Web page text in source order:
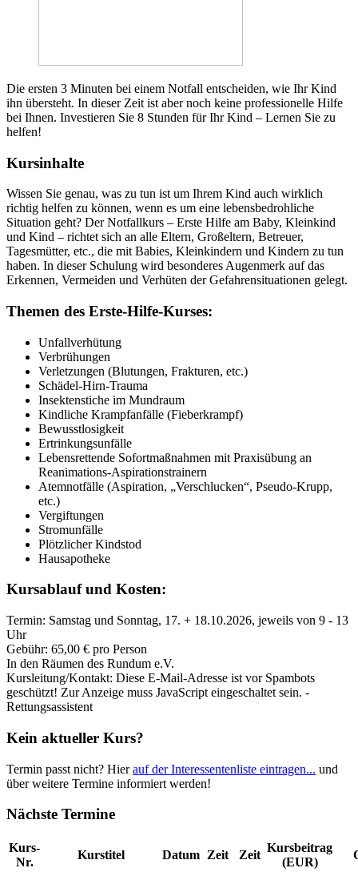
Die ersten 3 Minuten bei einem Notfall entscheiden, wie Ihr Kind
ihn übersteht. In dieser Zeit ist aber noch keine professionelle Hilfe
bei Ihnen. Investieren Sie 8 Stunden für Ihr Kind – Lernen Sie zu
helfen!
Kursinhalte
Wissen Sie genau, was zu tun ist um Ihrem Kind auch wirklich
richtig helfen zu können, wenn es um eine lebensbedrohliche
Situation geht? Der Notfallkurs – Erste Hilfe am Baby, Kleinkind
und Kind – richtet sich an alle Eltern, Großeltern, Betreuer,
Tagesmütter, etc., die mit Babies, Kleinkindern und Kindern zu tun
haben. In dieser Schulung wird besonderes Augenmerk auf das
Erkennen, Vermeiden und Verhüten der Gefahrensituationen gelegt.
Themen des Erste-Hilfe-Kurses:
Unfallverhütung
Verbrühungen
Verletzungen (Blutungen, Frakturen, etc.)
Schädel-Hirn-Trauma
Insektenstiche im Mundraum
Kindliche Krampfanfälle (Fieberkrampf)
Bewusstlosigkeit
Ertrinkungsunfälle
Lebensrettende Sofortmaßnahmen mit Praxisübung an
Reanimations-Aspirationstrainern
Atemnotfälle (Aspiration, „Verschlucken“, Pseudo-Krupp,
etc.)
Vergiftungen
Stromunfälle
Plötzlicher Kindstod
Hausapotheke
Kursablauf und Kosten:
Termin: Samstag und Sonntag, 17. + 18.10.2026, jeweils von 9 - 13
Uhr
Gebühr: 65,00 € pro Person
In den Räumen des Rundum e.V.
Kursleitung/Kontakt: Diese E-Mail-Adresse ist vor Spambots
geschützt! Zur Anzeige muss JavaScript eingeschaltet sein. -
Rettungsassistent
Kein aktueller Kurs?
Termin passt nicht? Hierauf der Interessentenliste eintragen... und
über weitere Termine informiert werden!
Nächste Termine
Kurs-
Nr.
Kurstitel Datum Zeit Zeit
Kursbeitrag
(EUR)